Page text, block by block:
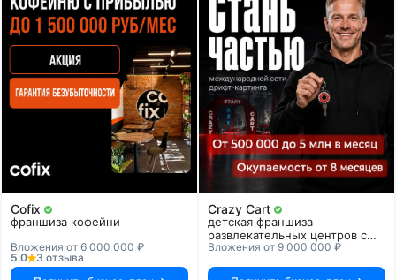
Cofix
франшиза кофейни
Вложения от 6 000 000 ₽
5.0
3 отзыва
Crazy Cart
детская франшиза
развлекательных центров с
дрифт-картингом
Вложения от 9 000 000 ₽